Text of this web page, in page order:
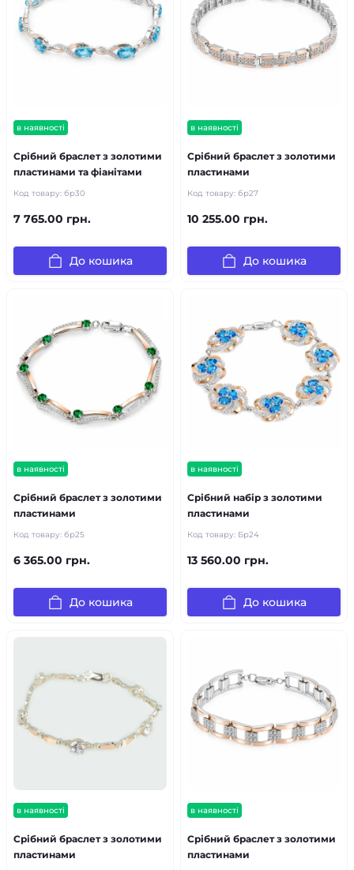
в наявності
Срібний браслет з золотими
пластинами та фіанітами
Код товару: бр30
7 765.00 грн.
До кошика
в наявності
Срібний браслет з золотими
пластинами
Код товару: бр27
10 255.00 грн.
До кошика
в наявності
Срібний браслет з золотими
пластинами
Код товару: бр25
6 365.00 грн.
До кошика
в наявності
Срібний набір з золотими
пластинами
Код товару: Бр24
13 560.00 грн.
До кошика
в наявності
Срібний браслет з золотими
пластинами
в наявності
Срібний браслет з золотими
пластинами